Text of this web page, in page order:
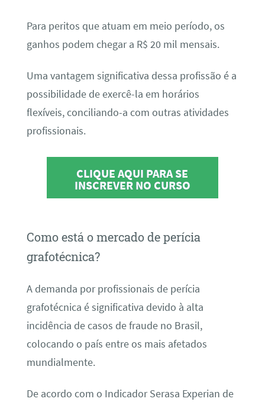
Para peritos que atuam em meio período, os
ganhos podem chegar a R$ 20 mil mensais.
Uma vantagem significativa dessa profissão é a
possibilidade de exercê-la em horários
flexíveis, conciliando-a com outras atividades
profissionais.
CLIQUE AQUI PARA SE
INSCREVER NO CURSO
Como está o mercado de perícia
grafotécnica?
A demanda por profissionais de perícia
grafotécnica é significativa devido à alta
incidência de casos de fraude no Brasil,
colocando o país entre os mais afetados
mundialmente.
De acordo com o Indicador Serasa Experian de